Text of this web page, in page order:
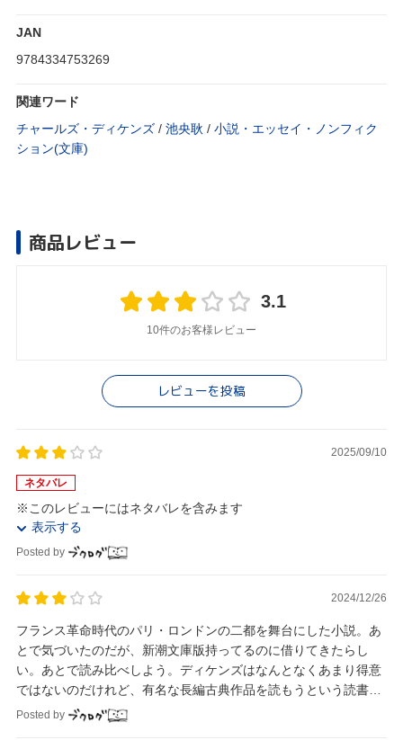
JAN
9784334753269
関連ワード
チャールズ・ディケンズ / 池央耿 / 小説・エッセイ・ノンフィク
ション(文庫)
商品レビュー
3.1
10件のお客様レビュー
レビューを投稿
2025/09/10
ネタバレ
※このレビューにはネタバレを含みます
表示する
Posted by
2024/12/26
フランス革命時代のパリ・ロンドンの二都を舞台にした小説。あ
とで気づいたのだが、新潮文庫版持ってるのに借りてきたらし
い。あとで読み比べしよう。ディケンズはなんとなくあまり得意
ではないのだけれど、有名な長編古典作品を読もうという読書テ
ーマのもと読み始める。
Posted by